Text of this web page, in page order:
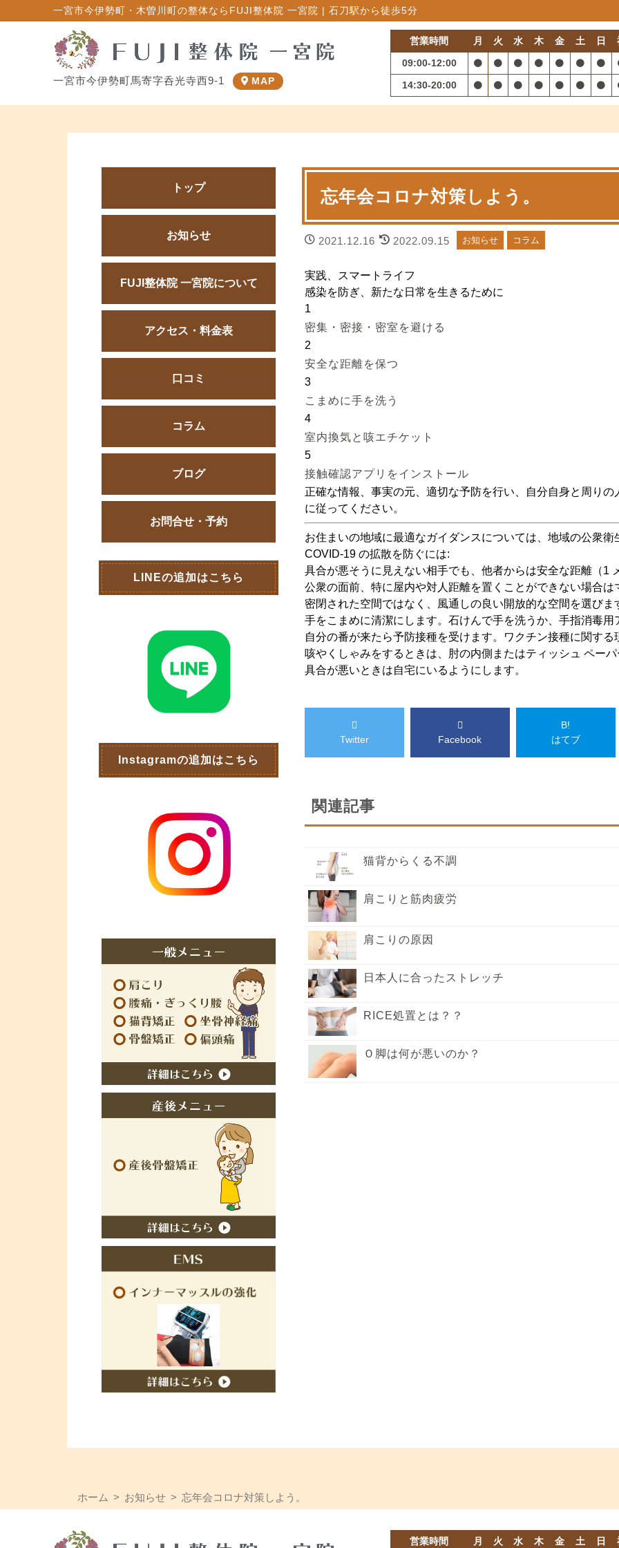
一宮市今伊勢町・木曽川町の整体ならFUJI整体院 一宮院 | 石刀駅から徒歩5分
一宮市今伊勢町馬寄字呑光寺西9-1 MAP
営業時間 月 火 水 木 金 土 日
09:00-12:00
14:30-20:00
忘年会コロナ対策しよう。
2021.12.16 2022.09.15 お知らせ コラム
実践、スマートライフ
感染を防ぎ、新たな日常を生きるために
1
密集・密接・密室を避ける
2
安全な距離を保つ
3
こまめに手を洗う
4
室内換気と咳エチケット
5
接触確認アプリをインストール
正確な情報、事実の元、適切な予防を行い、自分自身と周り
に従ってください。
お住まいの地域に最適なガイダンスについては、地域の公衆
COVID-19 の拡散を防ぐには:
具合が悪そうに見えない相手でも、他者からは安全な距離（1
公衆の面前、特に屋内や対人距離を置くことができない場合は
密閉された空間ではなく、風通しの良い開放的な空間を選び
手をこまめに清潔にします。石けんで手を洗うか、手指消毒
自分の番が来たら予防接種を受けます。ワクチン接種に関す
咳やくしゃみをするときは、肘の内側またはティッシュ ペー
具合が悪いときは自宅にいるようにします。
Twitter Facebook
B!
はてブ
関連記事
猫背からくる不調
肩こりと筋肉疲労
肩こりの原因
日本人に合ったストレッチ
RICE処置とは？？
Ｏ脚は何が悪いのか？
トップ
お知らせ
FUJI整体院 一宮院について
アクセス・料金表
口コミ
コラム
ブログ
お問合せ・予約
LINEの追加はこちら
Instagramの追加はこちら
ホーム お知らせ 忘年会コロナ対策しよう。
営業時間 月 火 水 木 金 土 日